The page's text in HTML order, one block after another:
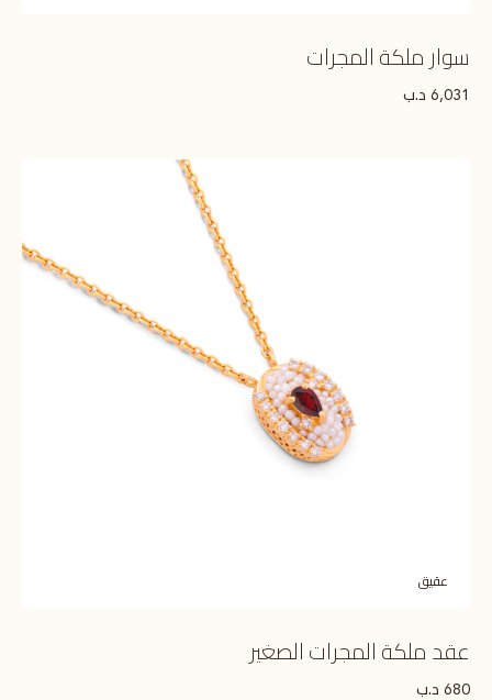
سوار ملكة المجرات
6,031 د.ب
عقيق
عقد ملكة المجرات الصغير
680 د.ب